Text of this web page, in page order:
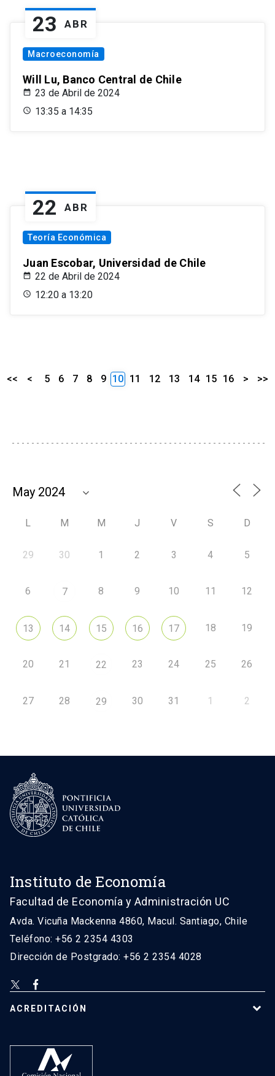
23 ABR
Macroeconomía
Will Lu, Banco Central de Chile
23 de Abril de 2024
13:35 a 14:35
22 ABR
Teoría Económica
Juan Escobar, Universidad de Chile
22 de Abril de 2024
12:20 a 13:20
<< < 5 6 7 8 9 10 11 12 13 14 15 16 > >>
L M M J V S D
29 30 1 2 3 4 5
6 7 8 9 10 11 12
13 14 15 16 17 18 19
20 21 22 23 24 25 26
27 28 29 30 31 1 2
Instituto de Economía
Facultad de Economía y Administración UC
Avda. Vicuña Mackenna 4860, Macul. Santiago, Chile
Teléfono: +56 2 2354 4303
Dirección de Postgrado: +56 2 2354 4028
ACREDITACIÓN